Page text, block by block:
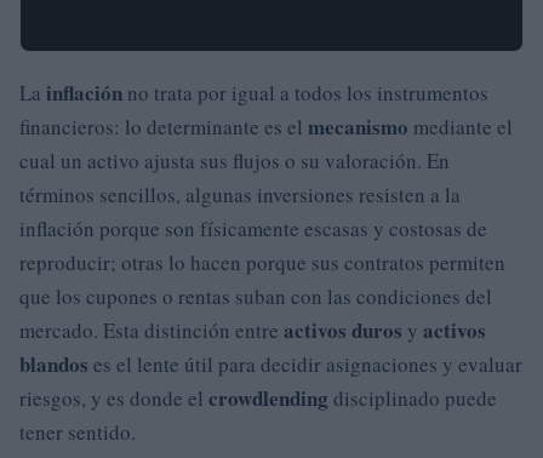
La inflación no trata por igual a todos los instrumentos
financieros: lo determinante es el mecanismo mediante el
cual un activo ajusta sus flujos o su valoración. En
términos sencillos, algunas inversiones resisten a la
inflación porque son físicamente escasas y costosas de
reproducir; otras lo hacen porque sus contratos permiten
que los cupones o rentas suban con las condiciones del
mercado. Esta distinción entre activos duros y activos
blandos es el lente útil para decidir asignaciones y evaluar
riesgos, y es donde el crowdlending disciplinado puede
tener sentido.